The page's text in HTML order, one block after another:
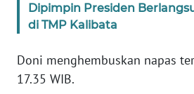
Dipimpin Presiden
di TMP Kalibata
Doni menghembuskan napas
17.35 WIB.
WN
WN
JABAR